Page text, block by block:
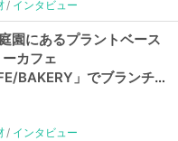
インタビュー
園にあるプラントベース
カフェ
BAKERY」でブランチ
の週1べジのススメ！】
インタビュー